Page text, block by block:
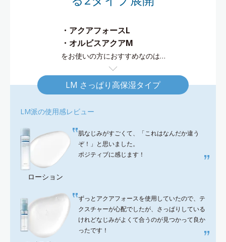
・アクアフォースL
・オルビスアクアM
をお使いの方におすすめなのは…
LM さっぱり高保湿タイプ
LM派の使用感レビュー
ローション
肌なじみがすごくて、「これはなんだか違う
ぞ！」と思いました。
ポジティブに感じます！
ずっとアクアフォースを使用していたので、テ
クスチャーが心配でしたが、さっぱりしている
けれどなじみがよくて合うのが見つかって良か
ったです！